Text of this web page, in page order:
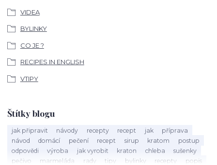
VIDEA
BYLINKY
CO JE ?
RECIPES IN ENGLISH
VTIPY
Štítky blogu
jak připravit návody recepty recept jak
příprava
návod
domácí pečení recept sirup kratom
postup
odpovědi
výroba jak vyrobit kraton chleba
sušenky
pečivo
marmeláda rady tipy bylinky recepty
popis